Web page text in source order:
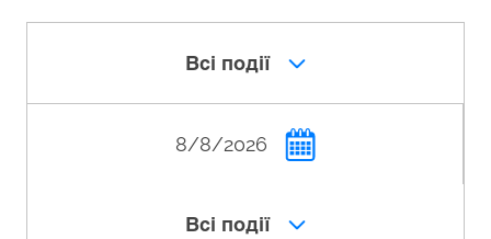
Всі події
Всі події